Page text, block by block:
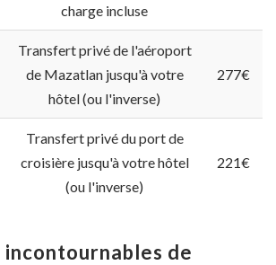
charge incluse
Transfert privé de l'aéroport
de Mazatlan jusqu'à votre
hôtel (ou l'inverse)
277€
Transfert privé du port de
croisière jusqu'à votre hôtel
(ou l'inverse)
221€
de